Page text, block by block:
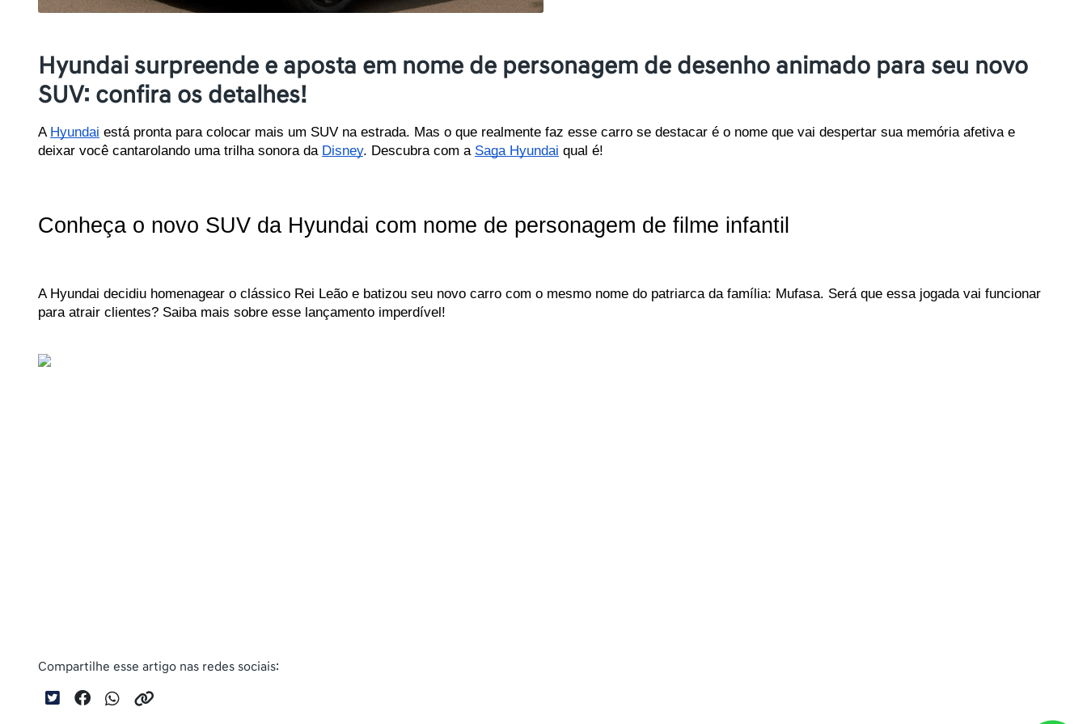
Hyundai surpreende e aposta em nome de personagem de desenho animado para seu novo
SUV: confira os detalhes!
A Hyundai está pronta para colocar mais um SUV na estrada. Mas o que realmente faz esse carro se destacar é o nome que vai despertar sua memória afetiva e
deixar você cantarolando uma trilha sonora da Disney. Descubra com a Saga Hyundai qual é!
Conheça o novo SUV da Hyundai com nome de personagem de filme infantil
A Hyundai decidiu homenagear o clássico Rei Leão e batizou seu novo carro com o mesmo nome do patriarca da família: Mufasa. Será que essa jogada vai funcionar
para atrair clientes? Saiba mais sobre esse lançamento imperdível!
Compartilhe esse artigo nas redes sociais: